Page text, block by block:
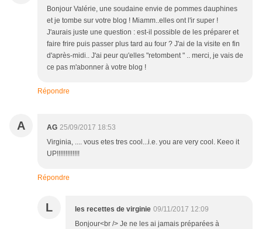
Bonjour Valérie, une soudaine envie de pommes dauphines
et je tombe sur votre blog ! Miamm..elles ont l'ir super !
J'aurais juste une question : est-il possible de les préparer et
faire frire puis passer plus tard au four ? J'ai de la visite en fin
d'après-midi.. J'ai peur qu'elles "retombent " .. merci, je vais de
ce pas m'abonner à votre blog !
Répondre
A AG 25/09/2017 18:53
Virginia, .... vous etes tres cool...i.e. you are very cool. Keeo it
UP!!!!!!!!!!!!!
Répondre
L les recettes de virginie 09/11/2017 12:09
Bonjour<br /> Je ne les ai jamais préparées à